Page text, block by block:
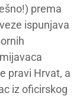
prema
ispunjava
pravi Hrvat, a
iz oficirskog